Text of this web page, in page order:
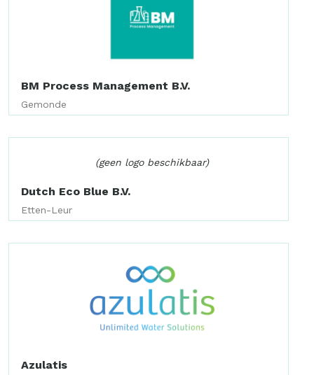
BM Process Management B.V.
Gemonde
(geen logo beschikbaar)
Dutch Eco Blue B.V.
Etten-Leur
Azulatis